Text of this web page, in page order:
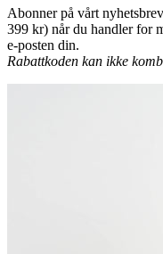
Abonner på vårt
399 kr) når du handler for
e-posten din.
Rabattkoden kan ikke